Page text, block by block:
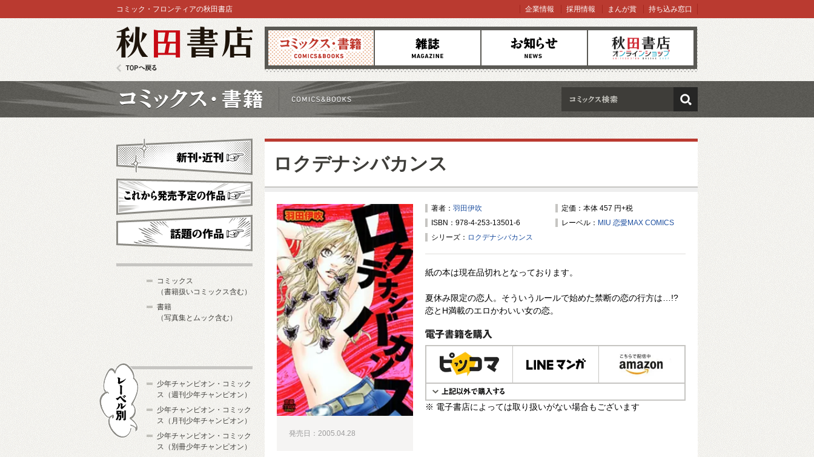
コミックス 雑誌 お知らせ オンラインショップ
コミック・フロンティアの秋田書店 企業情報 採用情報 まんが賞 持ち込み窓口
検索
ロクデナシバカンス
著者： 羽田伊吹
定価：本体 457 円+税
ISBN：978-4-253-13501-6
レーベル： MIU 恋愛MAX COMICS
シリーズ： ロクデナシバカンス
紙の本は現在品切れとなっております。
夏休み限定の恋人。そういうルールで始めた禁断の恋の行方は…!?
恋とH満載のエロかわいい女の恋。
電子書籍で購入
※ 電子書店によっては取り扱いがない場合もございます
発売日：2005.04.28
新刊・近刊
これから発売予定
コミックス
（書籍扱いコミックス含む）
書籍
（写真集とムック含む）
少年チャンピオン・コミック
ス（週刊少年チャンピオン）
少年チャンピオン・コミック
ス（月刊少年チャンピオン）
少年チャンピオン・コミック
ス（別冊少年チャンピオン）